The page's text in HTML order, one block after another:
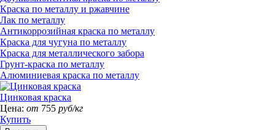
Краска по металлу и ржавчине
Лак по металлу
Антикоррозийная краска по металлу
Краска для чугуна по металлу
Краска для металлического забора
Грунт-краска по металлу
Алюминиевая краска по металлу
Цинковая краска
Цена: от 755 руб/кг
Купить